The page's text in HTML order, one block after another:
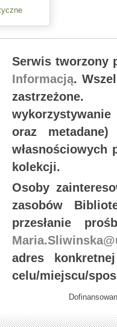
Serwis tworzony
Informacją.
zastrzeżone.
wykorzystywanie
oraz
własnościowych
kolekcji.
Osoby
zasobów
przesłanie
adres
celu/miejscu/